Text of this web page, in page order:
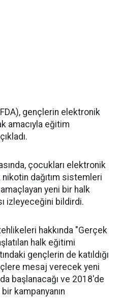
gençlerin elektronik
amacıyla eğitim
çocukları elektronik
dağıtım sistemleri
amaçlayan yeni bir halk
izleyeceğini bildirdi.
hakkında "Gerçek
halk eğitimi
gençlerin de katıldığı
mesaj verecek yeni
başlanacağı ve 2018'de
kampanyanın